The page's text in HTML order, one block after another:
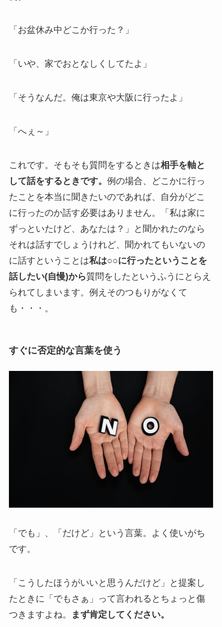
「お盆休み中どこか行った？」
「いや、家でおとなしくしてたよ」
「そうなんだ。俺は東京や大阪に行ったよ」
「へぇ～」
これです。そもそも質問をするときは相手を軸と
して話をするときです。 例の場合、どこかに行っ
たことを本当に聞きたいのであれば、自分がどこ
に行ったのか話す必要はありません。「私は家に
ずっといたけど、あなたは？」と聞かれたのなら
それは話すでしょうけれど、聞かれてもいないの
に話すということは私は○○に行ったということを
話したい(自慢)から質問をしたというふうにとらえ
られてしまいます。例えそのつもりがなくて
も・・・。
すぐに否定的な言葉を使う
「でも」、「だけど」という言葉。よく使いがち
です。
「こうしたほうがいいと思うんだけど」と提案し
たときに「でもさぁ」って言われるとちょっと傷
つきますよね。
まず肯定してください。